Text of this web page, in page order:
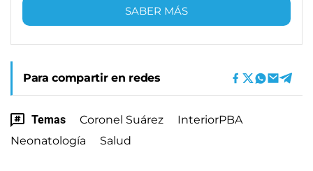
SABER MÁS
Para compartir en redes
Temas Coronel Suárez
InteriorPBA
Neonatología
Salud